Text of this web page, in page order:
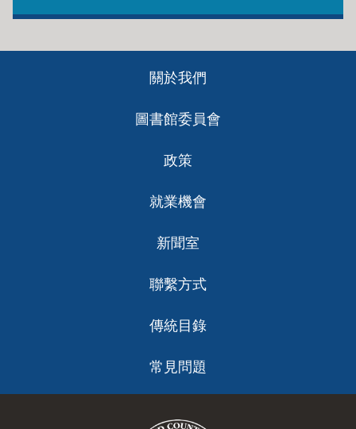
關於我們
圖書館委員會
政策
就業機會
新聞室
聯繫方式
傳統目錄
常見問題